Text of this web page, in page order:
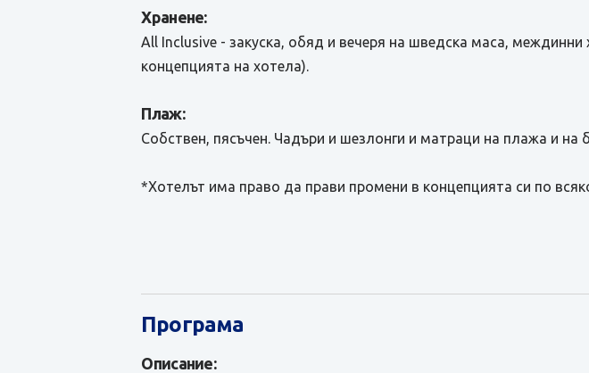
Хранене:
All Inclusive - закуска, обяд и вечеря на шведска маса,
концепцията на хотела).
Плаж:
Собствен, пясъчен. Чадъри и шезлонги и матраци на плажа и
*Хотелът има право да прави промени в концепцията си по
Програма
Описание: